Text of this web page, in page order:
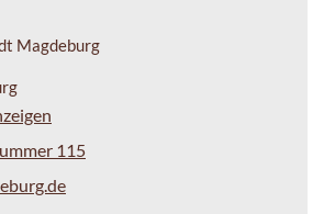
Magdeburg
115